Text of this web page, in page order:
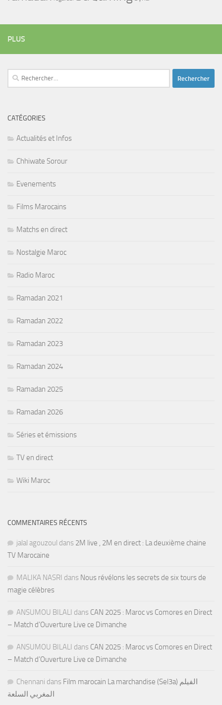
PLUS
Rechercher :
CATÉGORIES
Actualités et Infos
Chhiwate Sorour
Evenements
Films Marocains
Matchs en direct
Nostalgie Maroc
Radio Maroc
Ramadan 2021
Ramadan 2022
Ramadan 2023
Ramadan 2024
Ramadan 2025
Ramadan 2026
Séries et émissions
TV en direct
Wiki Maroc
COMMENTAIRES RÉCENTS
jalal agouzoul dans 2M live , 2M en direct : La deuxième chaine
TV Marocaine
MALIKA NASRI dans Nous révélons les secrets de six tours de
magie célèbres
ANSUMOU BILALI dans CAN 2025 : Maroc vs Comores en Direct
– Match d’Ouverture Live ce Dimanche
ANSUMOU BILALI dans CAN 2025 : Maroc vs Comores en Direct
– Match d’Ouverture Live ce Dimanche
Chennani dans Film marocain La marchandise (Sel3a) الفيلم
المغربي السلعة